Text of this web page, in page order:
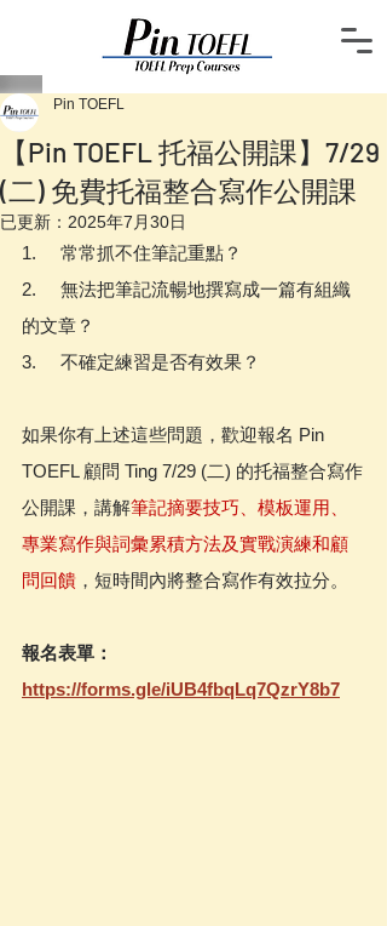
【Pin TOEFL 托福公開課】7/29
(二) 免費托福整合寫作公開課
Pin TOEFL
已更新： 2025年7月30日
1.     常常抓不住筆記重點？
2.     無法把筆記流暢地撰寫成一篇有組織
的文章？
3.     不確定練習是否有效果？
如果你有上述這些問題，歡迎報名 Pin
TOEFL 顧問 Ting 7/29 (二) 的托福整合寫作
公開課，講解筆記摘要技巧、模板運用、
專業寫作與詞彙累積方法及實戰演練和顧
問回饋 ，短時間內將整合寫作有效拉分。
報名表單：
https://forms.gle/iUB4fbqLq7QzrY8b7